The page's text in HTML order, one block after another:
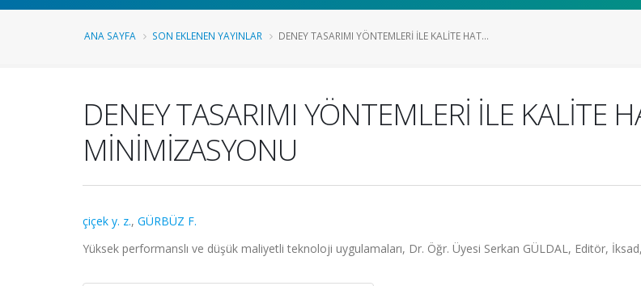
ANA SAYFA SON EKLENEN YAYINLAR DENEY TASARIMI YÖNTEMLERİ İLE KALİTE HAT...
DENEY TASARIMI YÖNTEMLERİ İLE KALİTE
MİNİMİZASYONU
çiçek y. z., GÜRBÜZ F.
Yüksek performanslı ve düşük maliyetli teknoloji uygulamaları, Dr. Öğr. Üyesi Serkan GÜLDAL, Editör,